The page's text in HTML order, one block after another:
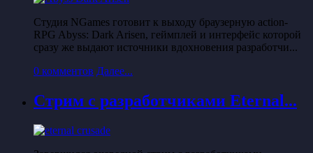
Студия NGames готовит к выходу браузерную action-
RPG Abyss: Dark Arisen, геймплей и интерфейс которой
сразу же выдают источники вдохновения разработчи...
0 комментов Далее...
Стрим с разработчиками Eternal...